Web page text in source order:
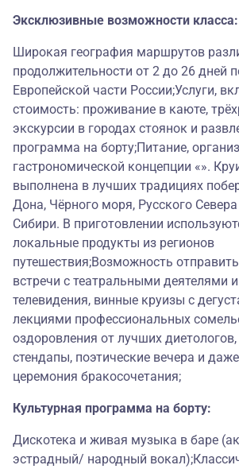
Эксклюзивные возможности класса:
Широкая география маршрутов
продолжительности от 2 до 26 дней
Европейской части России;Услуги,
стоимость: проживание в каюте,
экскурсии в городах стоянок и
программа на борту;Питание,
гастрономической концепции «».
выполнена в лучших традициях
Дона, Чёрного моря, Русского
Сибири. В приготовлении
локальные продукты из регионов
путешествия;Возможность
встречи с театральными деятелями
телевидения, винные круизы с
лекциями профессиональных
оздоровления от лучших
стендапы, поэтические вечера и
церемония бракосочетания;
Культурная программа на борту:
Дискотека и живая музыка в баре
эстрадный/ народный